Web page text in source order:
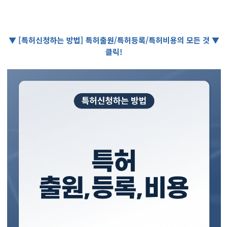
▼ [특허신청하는 방법] 특허출원/특허등록/특허비용의 모든 것 ▼
클릭!